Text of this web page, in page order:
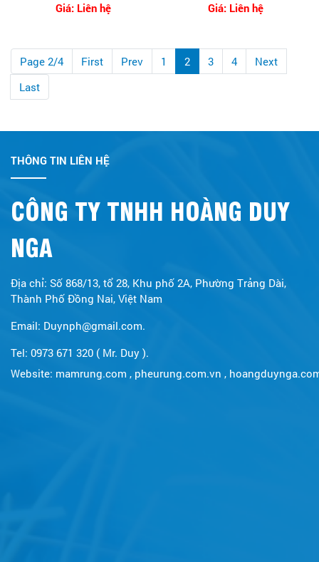
Giá: Liên hệ
Giá: Liên hệ
Page 2/4 First Prev 1 2 3 4
Next
Last
THÔNG TIN LIÊN HỆ
CÔNG TY TNHH HOÀNG DUY
NGA
Địa chỉ: Số 868/13, tổ 28, Khu phố 2A, Phường Trảng Dài,
Thành Phố Đồng Nai, Việt Nam
Email: Duynph@gmail.com.
Tel: 0973 671 320 ( Mr. Duy ).
Website: mamrung.com , pheurung.com.vn ,